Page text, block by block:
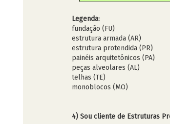
Legenda:
fundação (FU)
estrutura armada (AR)
estrutura protendida (PR)
painéis arquitetônicos (PA)
peças alveolares (AL)
telhas (TE)
monoblocos (MO)
4) Sou cliente de Estruturas